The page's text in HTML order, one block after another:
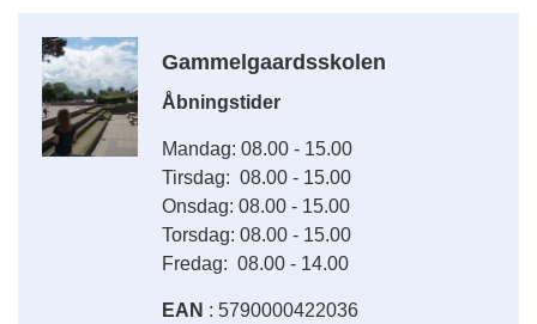
Gammelgaardsskolen
Åbningstider
Mandag: 08.00 - 15.00
Tirsdag: 08.00 - 15.00
Onsdag: 08.00 - 15.00
Torsdag: 08.00 - 15.00
Fredag: 08.00 - 14.00
EAN : 5790000422036